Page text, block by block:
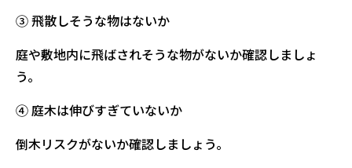
③ 飛散しそうな物はないか
庭や敷地内に飛ばされそうな物がないか確認しましょ
う。
④ 庭木は伸びすぎていないか
倒木リスクがないか確認しましょう。